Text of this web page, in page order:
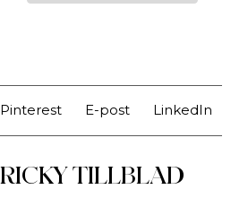
Pinterest E-post LinkedIn
RICKY TILLBLAD